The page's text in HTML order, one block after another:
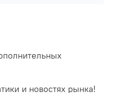
и новостях рынка!